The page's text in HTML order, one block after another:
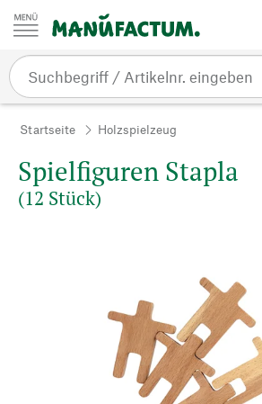
Zum Inhalt springen
Startseite Holzspielzeug
Spielfiguren Stapla
(12 Stück)